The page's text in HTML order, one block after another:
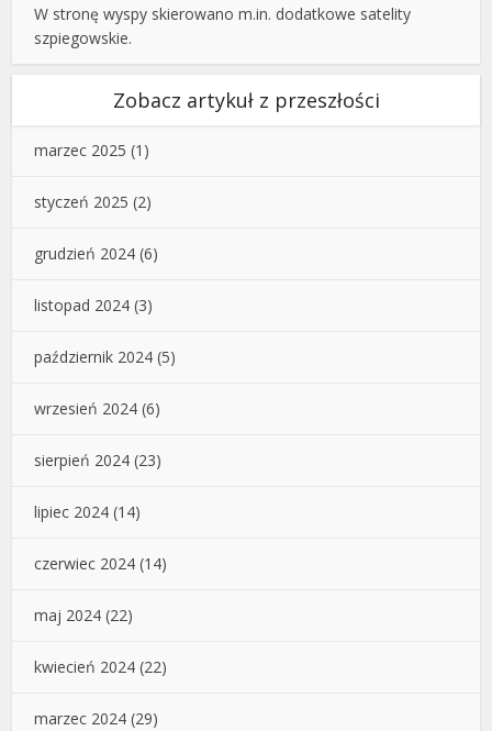
W stronę wyspy skierowano m.in. dodatkowe satelity
szpiegowskie.
Zobacz artykuł z przeszłości
marzec 2025 (1)
styczeń 2025 (2)
grudzień 2024 (6)
listopad 2024 (3)
październik 2024 (5)
wrzesień 2024 (6)
sierpień 2024 (23)
lipiec 2024 (14)
czerwiec 2024 (14)
maj 2024 (22)
kwiecień 2024 (22)
marzec 2024 (29)